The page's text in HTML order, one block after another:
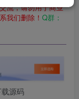
流，请勿用于商业
我们删除！ Q群：
源码